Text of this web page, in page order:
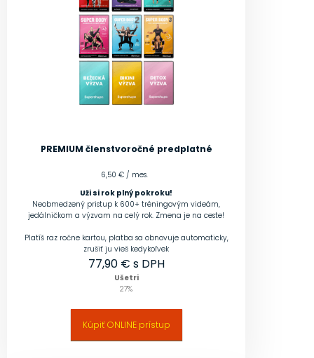
PREMIUM členstvoročné predplatné
6,50 € / mes.
Uži si rok plný pokroku!
Neobmedzený pristup k 600+ tréningovým videám,
jedálničkom a výzvam na celý rok. Zmena je na ceste!
Platíš raz ročne kartou, platba sa obnovuje automaticky,
zrušiť ju vieš kedykoľvek
77,90€ s DPH
Ušetri
27%
Kúpiť ONLINE prístup